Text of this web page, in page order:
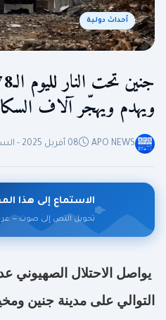
الجزائر الجالية
اقتصاد رياضة
أحداث دولية
ويهدم ويهجّر آلاف
APO NEWS 08 أفريل 2025 - الساعة 10:32
الاستماع إلى هذا
تحويل النص إلى صوت —
التوالي على مدينة جنين